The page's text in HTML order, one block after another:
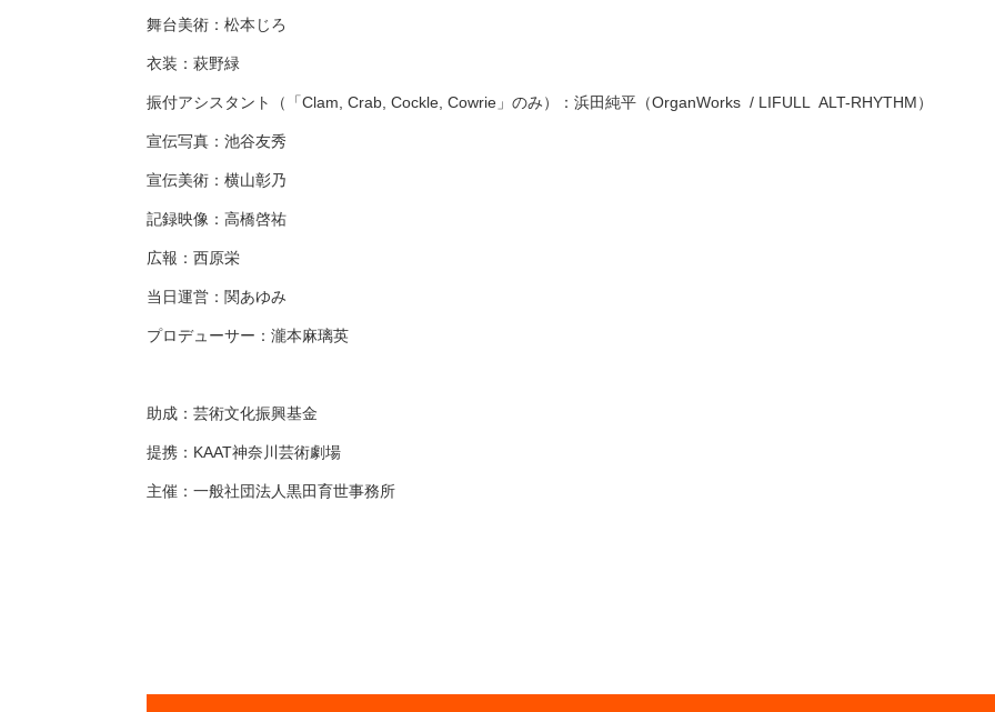
舞台美術：松本じろ
衣装：萩野緑
振付アシスタント（「Clam, Crab, Cockle, Cowrie」のみ）：浜田純平（OrganWorks / LIFULL ALT-RHYTHM）
宣伝写真：池谷友秀
宣伝美術：横山彰乃
記録映像：高橋啓祐
広報：西原栄
当日運営：関あゆみ
プロデューサー：瀧本麻璃英
助成：芸術文化振興基金
提携：KAAT神奈川芸術劇場
主催：一般社団法人黒田育世事務所